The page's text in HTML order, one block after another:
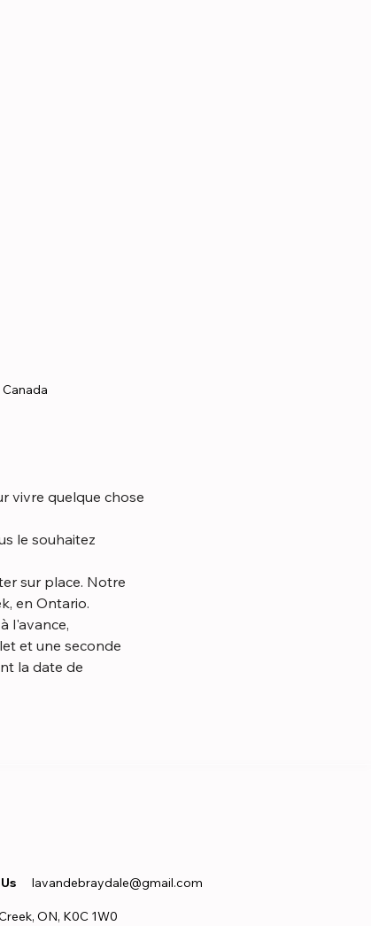
vivre quelque chose
en Ontario.
et une seconde
la date de
lavandebraydale@gmail.com
ON, K0C 1W0